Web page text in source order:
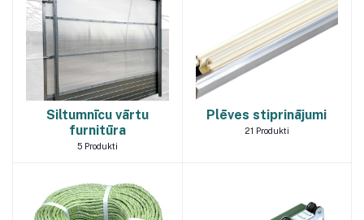
Siltumnīcu vārtu
furnitūra
5Produkti
Plēves stiprinājumi
21 Produkti